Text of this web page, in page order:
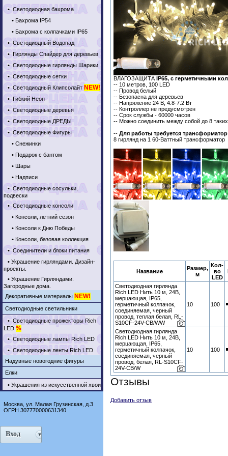
•Светодиодная бахрома
• Бахрома IP54
• Бахрома с колпачками IP65
•Светодиодный Водопад
•Гирлянды Спайдер для деревьев
•Светодиодные гирлянды Шарики
•Светодиодные сетки
•Светодиодный Клипсолайт NEW!
•Гибкий Неон
•Светодиодные деревья
•Светодиодные ДРЕДЫ
•Светодиодные Фигуры
• Снежинки
• Подарок с бантом
• Шары
• Надписи
•Светодиодные сосульки,
подвески
•Светодиодные консоли
• Консоли, летний сезон
• Консоли к Дню Победы
• Консоли, базовая коллекция
•Соединители и блоки питания
• Украшение гирляндами. Дизайн-
проекты.
• Украшение Гирляндами.
Загородные дома.
Декоративные материалы NEW!
Светодиодные светильники
•Светодиодные прожекторы Rich
LED %
•Светодиодные лампы Rich LED
•Светодиодные ленты Rich LED
Надувные новогодние фигуры
Елки
• Украшения из искусственной хвои
Москва, ул. Малая Грузинская, д.3
ОГРН 307770000631340
Вход
ВЛАГОЗАЩИТА IP65, с герметичными
-- 10 метров, 100 LED
-- Провод белый
-- Безопасна для деревьев
-- Напряжение 24 В, 4.8-7.2 Вт
-- Контроллер не предусмотрен
-- Срок службы - 60000 часов
-- Можно соединить между собой до 8
-- Для работы требуется
8 гирлянд на 1 60-Ваттный трансформатор
Название
Размер,
м
Кол-
во
LED
Светодиодная гирлянда
Rich LED Нить 10 м, 24В,
мерцающая, IP65,
герметичный колпачок,
соединяемая, черный
провод, теплая белая, RL-
S10CF-24V-CB/WW
10 100
Светодиодная гирлянда
Rich LED Нить 10 м, 24В,
мерцающая, IP65,
герметичный колпачок,
соединяемая, черный
провод, белая, RL-S10CF-
24V-CB/W
10 100
Отзывы
Добавить отзыв